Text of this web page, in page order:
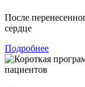
После
сердце
Подробнее